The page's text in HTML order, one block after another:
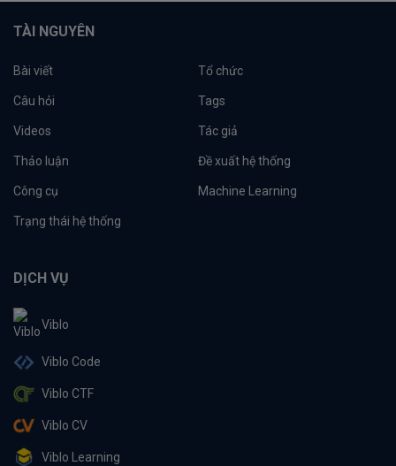
TÀI NGUYÊN
Bài viết Tổ chức
Câu hỏi Tags
Videos Tác giả
Thảo luận Đề xuất hệ thống
Công cụ Machine Learning
Trạng thái hệ thống
DỊCH VỤ
Viblo
Viblo Code
Viblo CTF
Viblo CV
Viblo Learning